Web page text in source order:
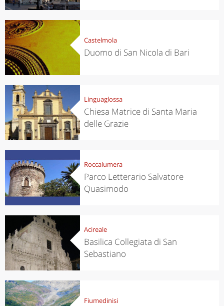
Castelmola
Duomo di San Nicola di Bari
Linguaglossa
Chiesa Matrice di Santa Maria
delle Grazie
Roccalumera
Parco Letterario Salvatore
Quasimodo
Acireale
Basilica Collegiata di San
Sebastiano
Fiumedinisi